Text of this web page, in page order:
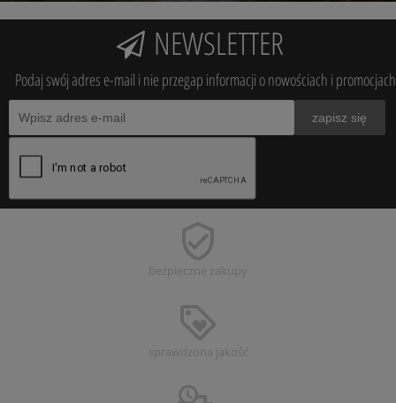
NEWSLETTER
Podaj swój adres e-mail i nie przegap informacji o nowościach i
zapisz się
bezpieczne zakupy
sprawdzona jakość